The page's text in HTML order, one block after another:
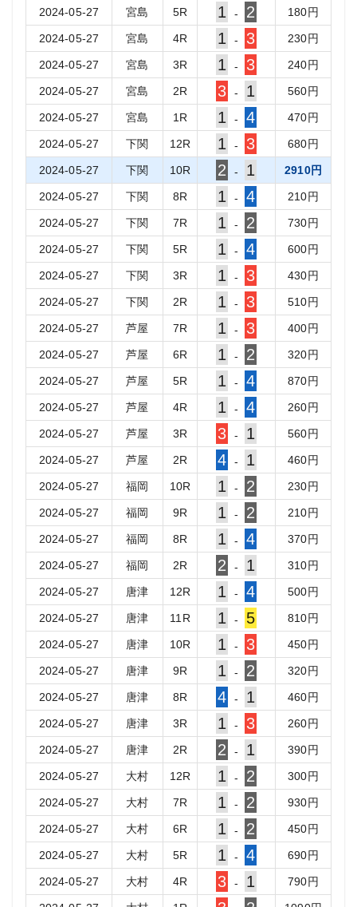
2024-05-27 宮島 5R 1 - 2 180円
2024-05-27 宮島 4R 1 - 3 230円
2024-05-27 宮島 3R 1 - 3 240円
2024-05-27 宮島 2R 3 - 1 560円
2024-05-27 宮島 1 R 1 - 4 470円
2024-05-27 下関 12R 1 - 3 680円
2024-05-27 下関 10R 2 - 1 2910円
2024-05-27 下関 8R 1 - 4 210円
2024-05-27 下関 7R 1 - 2 730円
2024-05-27 下関 5R 1 - 4 600円
2024-05-27 下関 3R 1 - 3 430円
2024-05-27 下関 2R 1 - 3 510円
2024-05-27 芦屋 7R 1 - 3 400円
2024-05-27 芦屋 6R 1 - 2 320円
2024-05-27 芦屋 5R 1 - 4 870円
2024-05-27 芦屋 4R 1 - 4 260円
2024-05-27 芦屋 3R 3 - 1 560円
2024-05-27 芦屋 2R 4 - 1 460円
2024-05-27 福岡 10R 1 - 2 230円
2024-05-27 福岡 9R 1 - 2 210円
2024-05-27 福岡 8R 1 - 4 370円
2024-05-27 福岡 2R 2 - 1 310円
2024-05-27 唐津 12R 1 - 4 500円
2024-05-27 唐津 11 R 1 - 5 810円
2024-05-27 唐津 10R 1 - 3 450円
2024-05-27 唐津 9R 1 - 2 320円
2024-05-27 唐津 8R 4 - 1 460円
2024-05-27 唐津 3R 1 - 3 260円
2024-05-27 唐津 2R 2 - 1 390円
2024-05-27 大村 12R 1 - 2 300円
2024-05-27 大村 7R 1 - 2 930円
2024-05-27 大村 6R 1 - 2 450円
2024-05-27 大村 5R 1 - 4 690円
2024-05-27 大村 4R 3 - 1 790円